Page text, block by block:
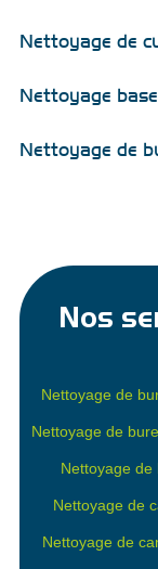
Nettoyage de
Nettoyage
Nettoyage de
Nos
Nettoyage de
Nettoyage de
Nettoyage de
Nettoyage de
Nettoyage de